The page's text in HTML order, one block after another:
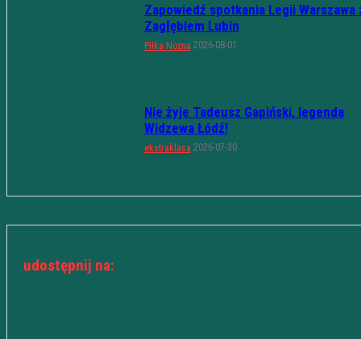
Zapowiedź spotkania Legii Warszawa
Zagłębiem Lubin
Piłka Nożna 2026-08-01
Nie żyje Tadeusz Gapiński, legenda
Widzewa Łódź!
ekstraklasa 2026-07-30
udostępnij na: